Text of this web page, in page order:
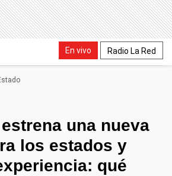
En vivo Radio La Red
una nueva
los estados y
qué